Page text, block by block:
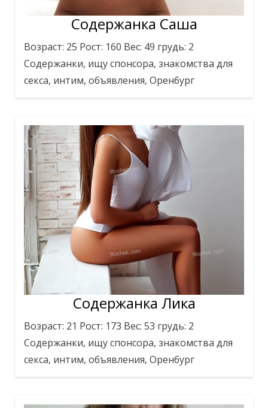
Содержанка Саша
Возраст: 25 Рост: 160 Вес: 49 грудь: 2
Содержанки, ищу спонсора, знакомства для
секса, интим, объявления, Оренбург
Содержанка Лика
Возраст: 21 Рост: 173 Вес: 53 грудь: 2
Содержанки, ищу спонсора, знакомства для
секса, интим, объявления, Оренбург